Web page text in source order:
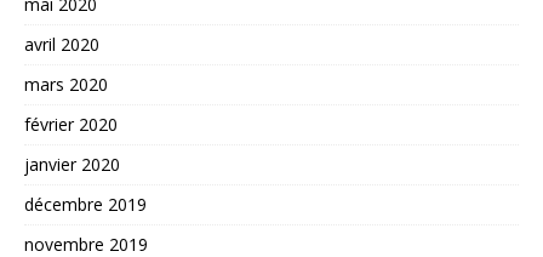
avril 2020
mars 2020
février 2020
janvier 2020
décembre 2019
novembre 2019